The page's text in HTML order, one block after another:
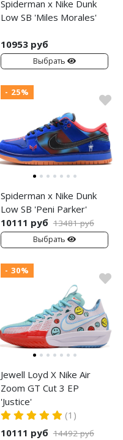
Spiderman x Nike Dunk
Low SB 'Miles Morales'
10953 руб
Выбрать
- 25%
Spiderman x Nike Dunk
Low SB 'Peni Parker'
10111 руб 13481 руб
Выбрать
- 30%
Jewell Loyd X Nike Air
Zoom GT Cut 3 EP
'Justice'
(1)
10111 руб 14492 руб